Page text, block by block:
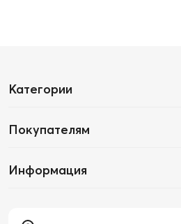
Категории
Покупателям
Информация